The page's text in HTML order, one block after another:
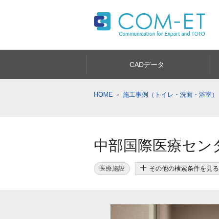
CADデータ
HOME 施工事例（トイレ・洗面・浴室）
中部国際医療セン
医療施設 その他の検索条件を見る